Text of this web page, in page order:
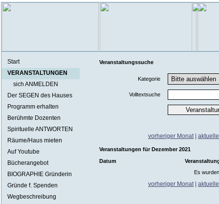
Start
VERANSTALTUNGEN
sich ANMELDEN
Der SEGEN des Hauses
Programm erhalten
Berühmte Dozenten
Spirituelle ANTWORTEN
Räume/Haus mieten
Auf Youtube
Bücherangebot
BIOGRAPHIE Gründerin
Gründe f. Spenden
Wegbeschreibung
Veranstaltungssuche
Kategorie
Volltextsuche
vorheriger Monat|
Veranstaltungen für Dezember 2021
Datum
Es
vorheriger Monat|